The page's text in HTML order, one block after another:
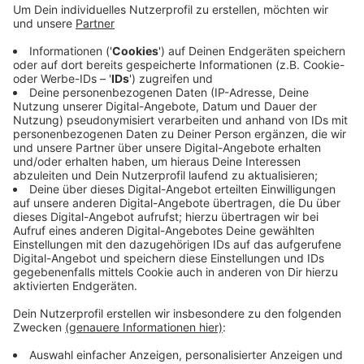
aufgrund ihrer häuslichen Lage keine eigenen
Geräte nutzen können. Ein entsprechender
Förderantrag muss noch bei der Bezirksregierung
gestellt werden. Das Land NRW fördert das Lehren
und Lernen mit digitalen Medien mit insgesamt 350
Millionen Euro.
Veröffentlicht:Mittwoch, 09.09.2020 12:48
Anzeige